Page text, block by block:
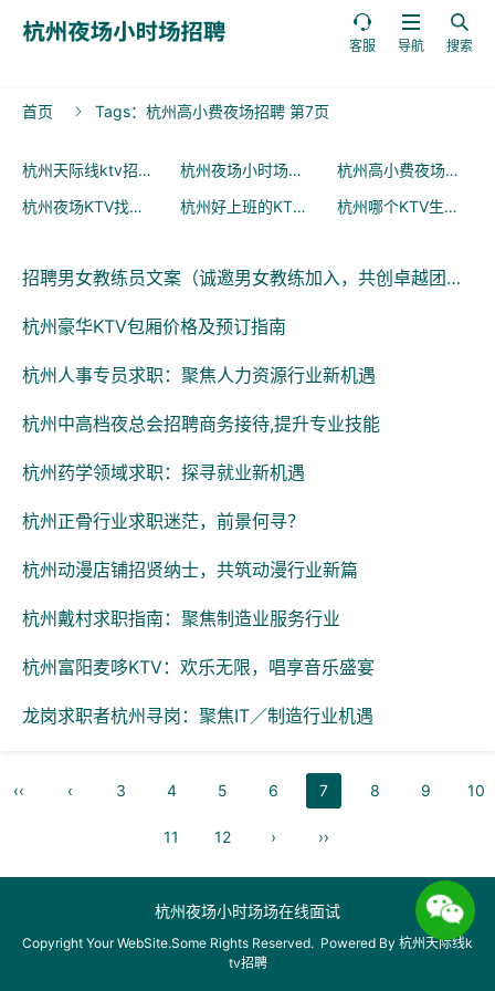

搜索

导航

客服
首页  Tags：杭州高小费夜场招聘 第7页
杭州天际线ktv招聘 (509) 杭州夜场小时场招聘 (500) 杭州高小费夜场招聘
杭州夜场KTV找工作 (10) 杭州好上班的KTV招聘 (10) 杭州哪个KTV生意好
招聘男女教练员文案（诚邀男女教练加入，共创卓越团队）
杭州豪华KTV包厢价格及预订指南
杭州人事专员求职：聚焦人力资源行业新机遇
杭州中高档夜总会招聘商务接待,提升专业技能
杭州药学领域求职：探寻就业新机遇
杭州正骨行业求职迷茫，前景何寻？
杭州动漫店铺招贤纳士，共筑动漫行业新篇
杭州戴村求职指南：聚焦制造业服务行业
杭州富阳麦哆KTV：欢乐无限，唱享音乐盛宴
龙岗求职者杭州寻岗：聚焦IT／制造行业机遇
‹‹ ‹ 3 4 5 6 7 8 9 10
11 12 › ››
杭州夜场小时场场在线面试
Copyright Your WebSite.Some Rights Reserved. Powered By 杭州天际线k
tv招聘